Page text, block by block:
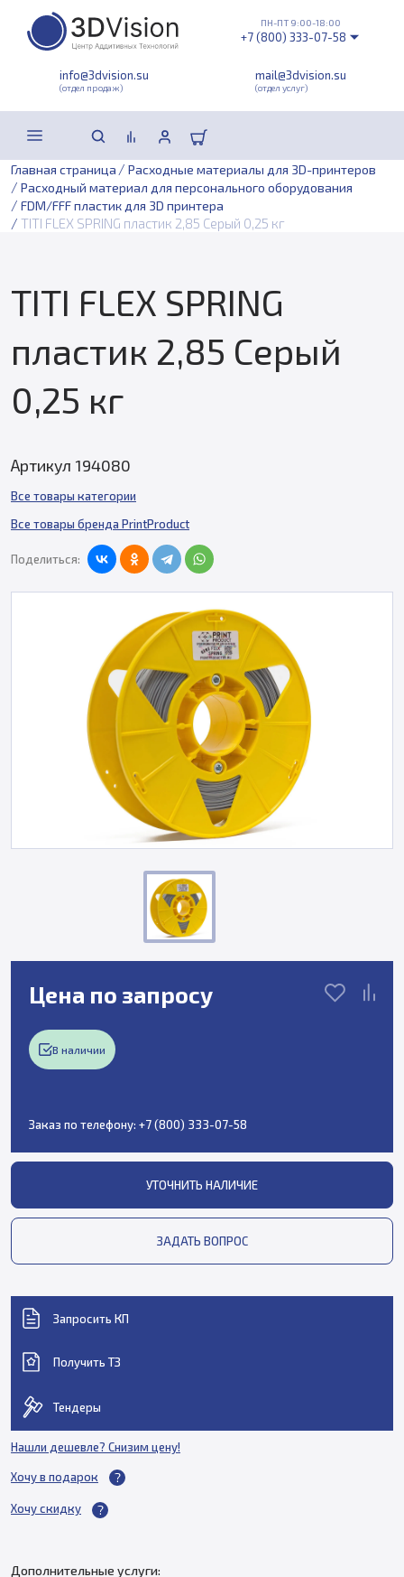
info@3dvision.su
(отдел продаж)
mail@3dvision.su
(отдел услуг)
ПН-ПТ 9:00-18:00
+7 (800) 333-07-58
Главная страница / Расходные материалы для 3D-принтеров
/ Расходный материал для персонального оборудования
/ FDM/FFF пластик для 3D принтера
/ TITI FLEX SPRING пластик 2,85 Серый 0,25 кг
TITI FLEX SPRING
пластик 2,85 Серый
0,25 кг
Артикул 194080
Все товары категории
Все товары бренда PrintProduct
Поделиться:
Цена по запросу
В наличии
Заказ по телефону: +7 (800) 333-07-58
УТОЧНИТЬ НАЛИЧИЕ
ЗАДАТЬ ВОПРОС
Запросить КП
Получить ТЗ
Тендеры
Нашли дешевле? Снизим цену!
Хочу в подарок
Хочу скидку
Дополнительные услуги: